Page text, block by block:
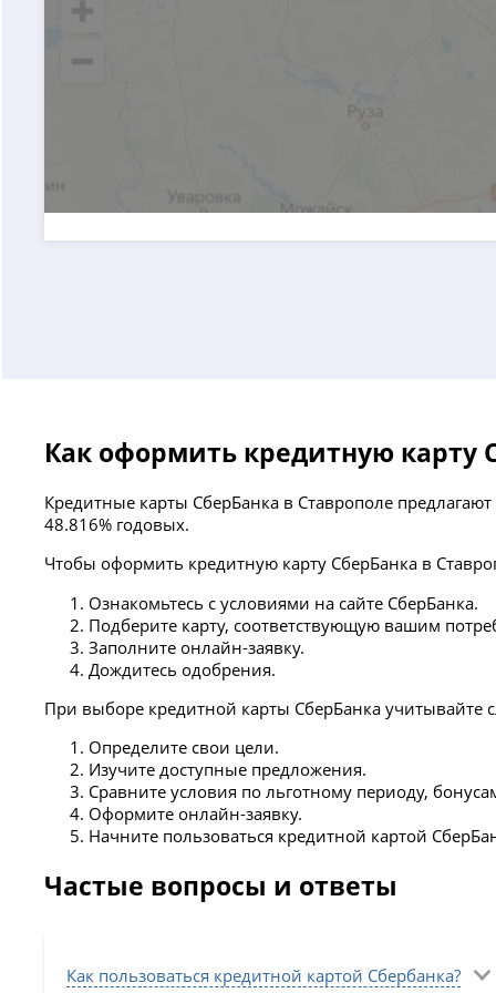
Как оформить кредитную карту
Кредитные карты СберБанка в Ставрополе
48.816% годовых.
Чтобы оформить кредитную карту СберБанка в
Ознакомьтесь с условиями на сайте СберБанка.
Подберите карту, соответствующую вашим
Заполните онлайн-заявку.
Дождитесь одобрения.
При выборе кредитной карты СберБанка учитывайте
Определите свои цели.
Изучите доступные предложения.
Сравните условия по льготному периоду,
Оформите онлайн-заявку.
Начните пользоваться кредитной картой
Частые вопросы и ответы
Как пользоваться кредитной картой Сбербанка?